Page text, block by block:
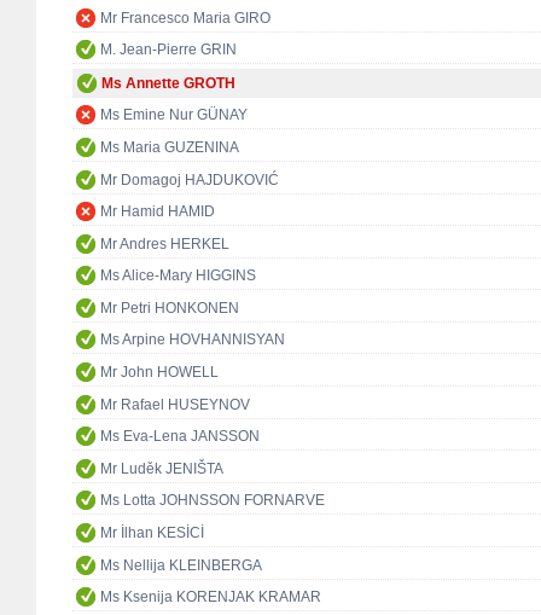
Mr Francesco Maria GIRO
M. Jean-Pierre GRIN
Ms Annette GROTH
Ms Emine Nur GÜNAY
Ms Maria GUZENINA
Mr Domagoj HAJDUKOVIĆ
Mr Hamid HAMID
Mr Andres HERKEL
Ms Alice-Mary HIGGINS
Mr Petri HONKONEN
Ms Arpine HOVHANNISYAN
Mr John HOWELL
Mr Rafael HUSEYNOV
Ms Eva-Lena JANSSON
Mr Luděk JENIŠTA
Ms Lotta JOHNSSON FORNARVE
Mr İlhan KESİCİ
Ms Nellija KLEINBERGA
Ms Ksenija KORENJAK KRAMAR